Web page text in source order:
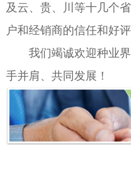
及云、贵、川等十几个
户和经销商的信任和好评
我们竭诚欢迎种业界
手并肩、共同发展！